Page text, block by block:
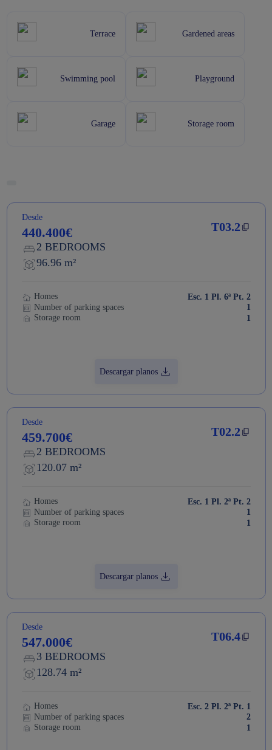
Terrace Gardened areas
Swimming pool Playground
Garage Storage room
T03.2
Desde
440.400€
2 BEDROOMS
96.96 m²
Homes
Esc. 1 Pl. 6ª Pt. 2
Number of parking spaces
1
Storage room
1
Descargar planos
T02.2
Desde
459.700€
2 BEDROOMS
120.07 m²
Homes
Esc. 1 Pl. 2ª Pt. 2
Number of parking spaces
1
Storage room
1
Descargar planos
T06.4
Desde
547.000€
3 BEDROOMS
128.74 m²
Homes
Esc. 2 Pl. 2ª Pt. 1
Number of parking spaces
2
Storage room
1